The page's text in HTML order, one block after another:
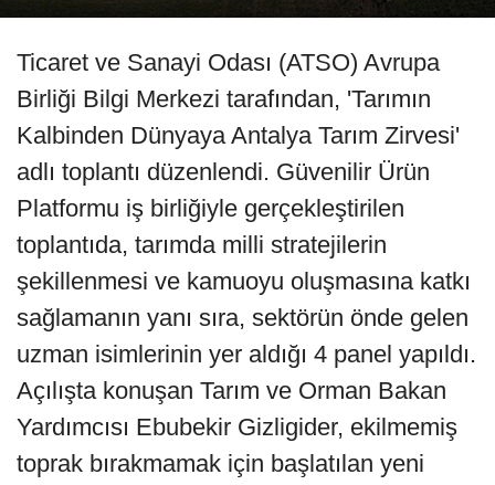
Ticaret ve Sanayi Odası (ATSO) Avrupa
Birliği Bilgi Merkezi tarafından, 'Tarımın
Kalbinden Dünyaya Antalya Tarım Zirvesi'
adlı toplantı düzenlendi. Güvenilir Ürün
Platformu iş birliğiyle gerçekleştirilen
toplantıda, tarımda milli stratejilerin
şekillenmesi ve kamuoyu oluşmasına katkı
sağlamanın yanı sıra, sektörün önde gelen
uzman isimlerinin yer aldığı 4 panel yapıldı.
Açılışta konuşan Tarım ve Orman Bakan
Yardımcısı Ebubekir Gizligider, ekilmemiş
toprak bırakmamak için başlatılan yeni